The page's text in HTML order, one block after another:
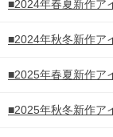
■2024年春夏新作ア
■2024年秋冬新作ア
■2025年春夏新作ア
■2025年秋冬新作ア